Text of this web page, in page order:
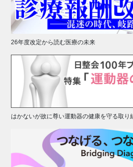
26年度改定から読む医療の未来
はかないが故に尊い運動器の健康を守る取り